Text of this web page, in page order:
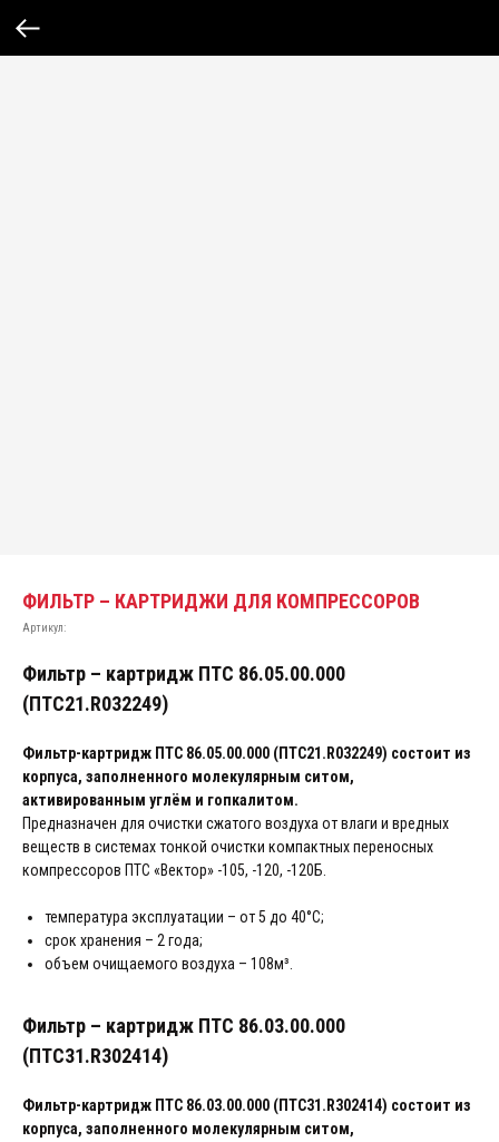
ФИЛЬТР – КАРТРИДЖИ ДЛЯ КОМПРЕССОРОВ
Артикул:
Фильтр – картридж ПТС 86.05.00.000
(ПТС21.R032249)
Фильтр-картридж ПТС 86.05.00.000 (ПТС21.R032249) состоит из
корпуса, заполненного молекулярным ситом,
активированным углём и гопкалитом.
Предназначен для очистки сжатого воздуха от влаги и вредных
веществ в системах тонкой очистки компактных переносных
компрессоров ПТС «Вектор» -105, -120, -120Б.
температура эксплуатации – от 5 до 40°С;
срок хранения – 2 года;
объем очищаемого воздуха – 108м³.
Фильтр – картридж ПТС 86.03.00.000
(ПТС31.R302414)
Фильтр-картридж ПТС 86.03.00.000 (ПТС31.R302414) состоит из
корпуса, заполненного молекулярным ситом,